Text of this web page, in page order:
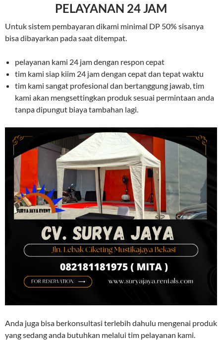
PELAYANAN 24 JAM
Untuk sistem pembayaran dikami minimal DP 50% sisanya
bisa dibayarkan pada saat ditempat.
pelayanan kami 24 jam dengan respon cepat
tim kami siap kiim 24 jam dengan cepat dan tepat waktu
tim kami sangat profesional dan bertanggung jawab, tim
kami akan mengsettingkan produk sesuai permintaan anda
tanpa dipungut biaya tambahan lagi.
Anda juga bisa berkonsultasi terlebih dahulu mengenai produk
yang sedang anda butuhkan melalui tim pelayanan kami.